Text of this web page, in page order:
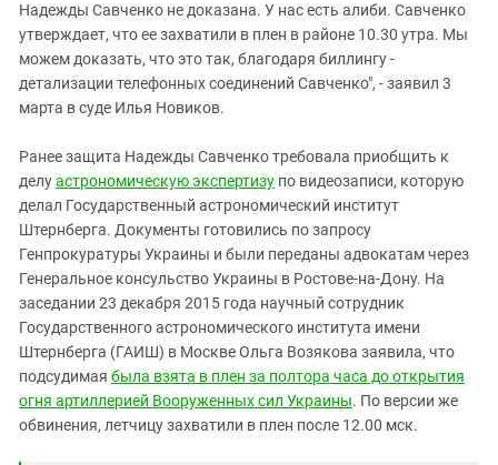
Надежды Савченко не доказана. У нас есть алиби. Савченко
утверждает, что ее захватили в плен в районе 10.30 утра. Мы
можем доказать, что это так, благодаря биллингу -
детализации телефонных соединений Савченко", - заявил 3
марта в суде Илья Новиков.
Ранее защита Надежды Савченко требовала приобщить к
делуастрономическую экспертизу по видеозаписи, которую
делал Государственный астрономический институт
Штернберга. Документы готовились по запросу
Генпрокуратуры Украины и были переданы адвокатам через
Генеральное консульство Украины в Ростове-на-Дону. На
заседании 23 декабря 2015 года научный сотрудник
Государственного астрономического института имени
Штернберга (ГАИШ) в Москве Ольга Возякова заявила, что
подсудимая была взята в плен за полтора часа до открытия
огня артиллерией Вооруженных сил Украины. По версии же
обвинения, летчицу захватили в плен после 12.00 мск.